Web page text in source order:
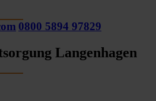
0800 5894 97829
Langenhagen